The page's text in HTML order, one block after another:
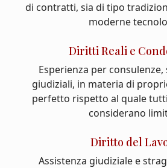
di contratti, sia di tipo
moderne
Diritti Reali e
Esperienza per
giudiziali, in materia di
perfetto rispetto al quale
considerano
Diritto del
Assistenza giudiziale e